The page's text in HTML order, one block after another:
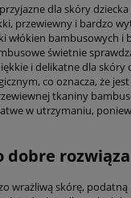
dla skóry
przewiewny i bardzo
włókien bambusowych
świetnie
i delikatne dla
co oznacza, że
tkaniny
w utrzymaniu,
dobre
wrażliwą skórę,